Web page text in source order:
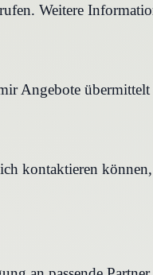
Weitere
Angebote
kontaktieren